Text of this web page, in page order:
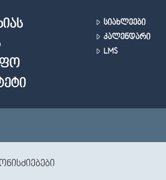
ᲡᲘᲐᲮᲚᲔᲔᲑᲘ
ᲙᲐᲚᲔᲜᲓᲐᲠᲘ
LMS